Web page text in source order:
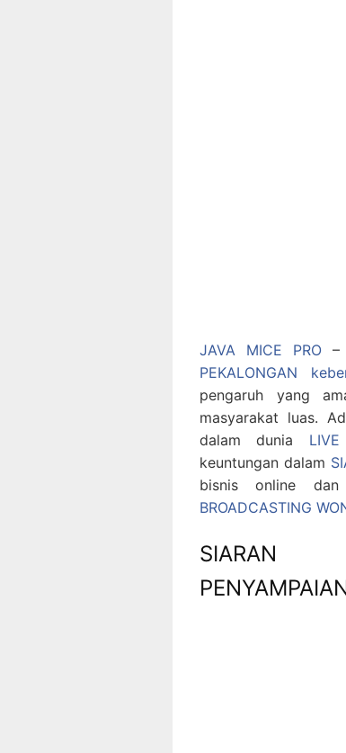
JAVA MICE PRO –
PEKALONGAN
pengaruh yang
masyarakat luas.
dalam dunia
keuntungan dalam
bisnis online
BROADCASTING
SIARAN